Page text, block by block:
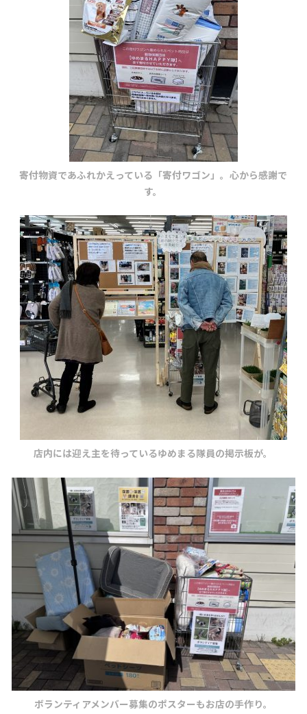
寄付物資であふれかえっている「寄付ワゴン」。心から感謝で
す。
店内には迎え主を待っているゆめまる隊員の掲示板が。
ボランティアメンバー募集のポスターもお店の手作り。